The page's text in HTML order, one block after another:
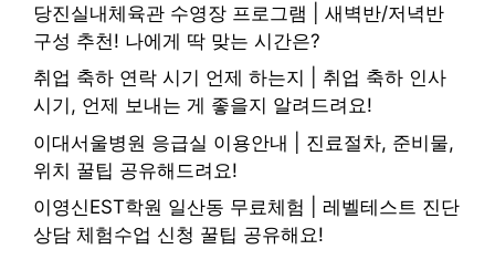
당진실내체육관 수영장 프로그램 | 새벽반/저녁반
구성 추천! 나에게 딱 맞는 시간은?
취업 축하 연락 시기 언제 하는지 | 취업 축하 인사
시기, 언제 보내는 게 좋을지 알려드려요!
이대서울병원 응급실 이용안내 | 진료절차, 준비물,
위치 꿀팁 공유해드려요!
이영신EST학원 일산동 무료체험 | 레벨테스트 진단
상담 체험수업 신청 꿀팁 공유해요!